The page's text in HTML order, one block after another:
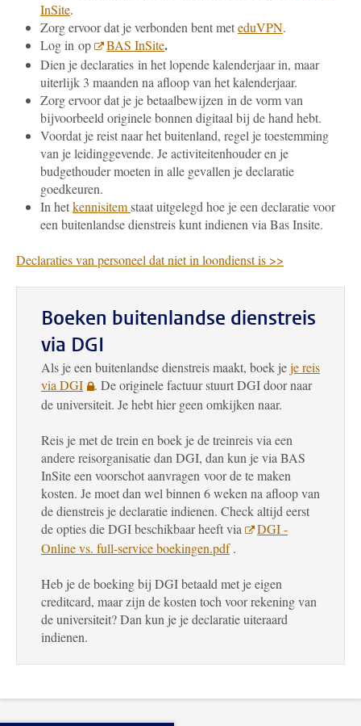
InSite.
Zorg ervoor dat je verbonden bent meteduVPN.
Log in op
BAS InSite.
Dien je declaraties in het lopende kalenderjaar in, maar
uiterlijk 3 maanden na afloop van het kalenderjaar.
Zorg ervoor dat je je betaalbewijzen in de vorm van
bijvoorbeeld originele bonnen digitaal bij de hand hebt.
Voordat je reist naar het buitenland, regel je toestemming
van je leidinggevende. Je activiteitenhouder en je
budgethouder moeten in alle gevallen je declaratie
goedkeuren.
In hetkennisitemstaat uitgelegd hoe je een declaratie voor
een buitenlandse dienstreis kunt indienen via Bas Insite.
Declaraties van personeel dat niet in loondienst is >>
Boeken buitenlandse dienstreis
via DGI
Als je een buitenlandse dienstreis maakt, boek jeje reis
via DGI
. De originele factuur stuurt DGI door naar
de universiteit. Je hebt hier geen omkijken naar.
Reis je met de trein en boek je de treinreis via een
andere reisorganisatie dan DGI, dan kun je via BAS
InSite een voorschot aanvragen voor de te maken
kosten. Je moet dan wel binnen 6 weken na afloop van
de dienstreis je declaratie indienen. Check altijd eerst
de opties die DGI beschikbaar heeft via
DGI -
Online vs. full-service boekingen.pdf.
Heb je de boeking bij DGI betaald met je eigen
creditcard, maar zijn de kosten toch voor rekening van
de universiteit? Dan kun je je declaratie uiteraard
indienen.